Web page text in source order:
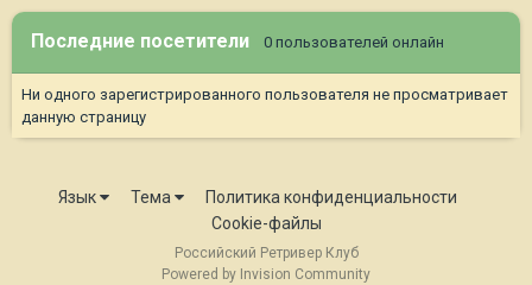
Последние посетители 0 пользователей онлайн
Ни одного зарегистрированного пользователя не просматривает
данную страницу
Язык Тема
Политика конфиденциальности
Cookie-файлы
Российский Ретривер Клуб
Powered by Invision Community